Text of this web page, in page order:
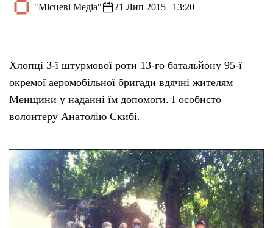
"Місцеві Медіа" 21 Лип 2015 | 13:20
Хлопці 3-ї штурмової роти 13-го батальйону 95-ї
окремої аеромобільної бригади вдячні жителям
Менщини у наданні їм допомоги. І особисто
волонтеру Анатолію Скибі.